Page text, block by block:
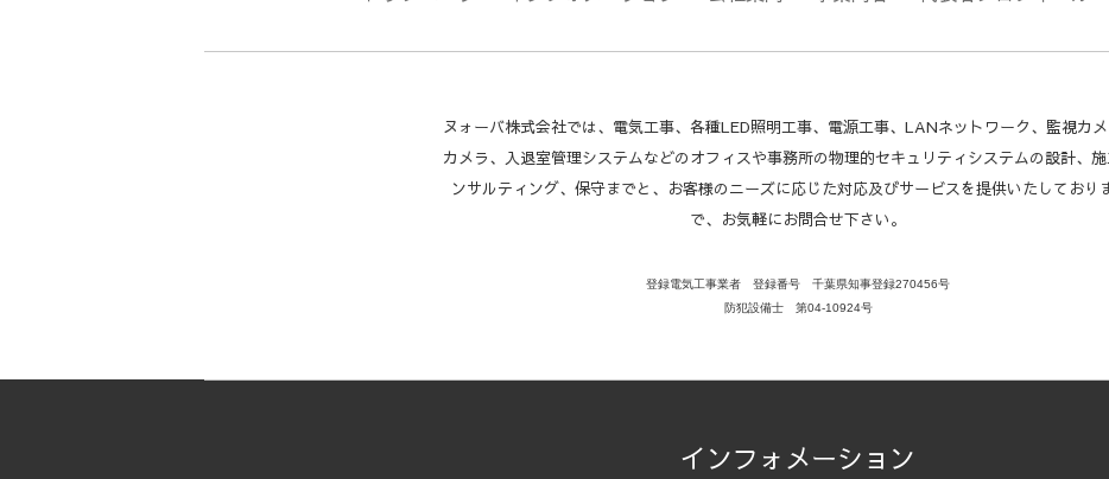
ヌォーバ株式会社では、電気工事、各種LED照明工事、電源工事、LANネットワーク、監視カ
カメラ、入退室管理システムなどのオフィスや事務所の物理的セキュリティシステムの設計、施
ンサルティング、保守までと、お客様のニーズに応じた対応及びサービスを提供いたしており
で、 お気軽にお問合せ下さい。
登録電気工事業者 登録番号 千葉県知事登録270456号
防犯設備士 第04‐10924号
インフォメーション